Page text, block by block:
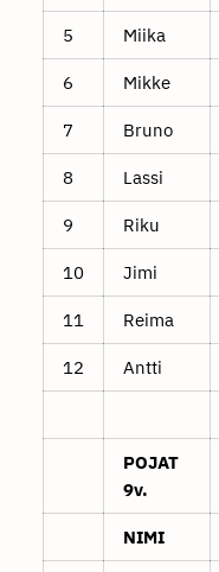
5 Miika
6 Mikke
7 Bruno
8 Lassi
9 Riku
10 Jimi
11 Reima
12 Antti
POJAT
9v.
NIMI